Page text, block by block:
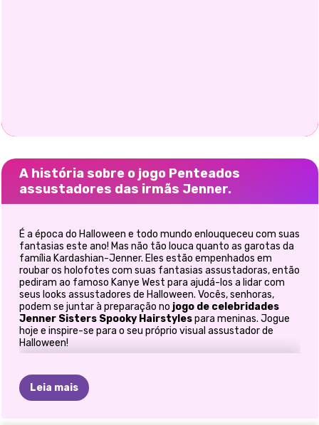
A história sobre o jogo Penteados
assustadores das irmãs Jenner.
É a época do Halloween e todo mundo enlouqueceu com suas
fantasias este ano! Mas não tão louca quanto as garotas da
família Kardashian-Jenner. Eles estão empenhados em
roubar os holofotes com suas fantasias assustadoras, então
pediram ao famoso Kanye West para ajudá-los a lidar com
seus looks assustadores de Halloween. Vocês, senhoras,
podem se juntar à preparação no jogo de celebridades
Jenner Sisters Spooky Hairstylespara meninas. Jogue
hoje e inspire-se para o seu próprio visual assustador de
Halloween!
é realmente talentoso quando se trata de penteados. Ele lida
com os penteados diários de Kim há anos e agora aceitou o
desafio de estilizar suas cunhadas também.
Leia mais